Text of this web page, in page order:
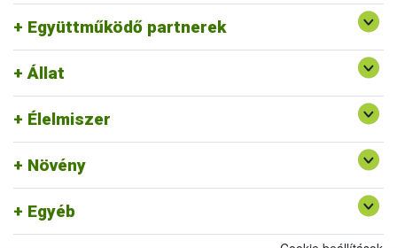
Együttműködő partnerek
Vám, Jövedéki és Adóügyi Szolgáltatók Szövetsége
(VJASZSZ)
Állat
Élelmiszer
Növény
Egyéb
Rendszerszervezési és Felügyeleti
Igazgatóság ajánlott linkjei
Egységes Nyilvántartási és Azonosítási Rendszer
Felszín Alatti Vizekért Alapítvány
Kölcsönös Megfeleltetés honlap